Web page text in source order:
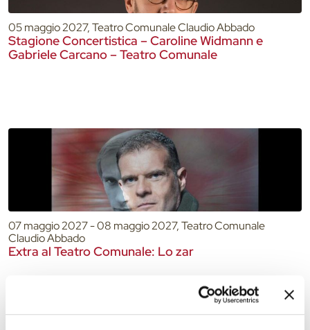
05 maggio 2027, Teatro Comunale Claudio Abbado
Stagione Concertistica – Caroline Widmann e
Gabriele Carcano – Teatro Comunale
07 maggio 2027 - 08 maggio 2027, Teatro Comunale
Claudio Abbado
Extra al Teatro Comunale: Lo zar